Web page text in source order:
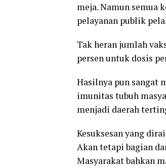
meja. Namun semua
pelayanan publik
Tak heran jumlah
persen untuk dosis
Hasilnya pun sangat
imunitas tubuh
menjadi daerah
Kesuksesan yang
Akan tetapi bagian
Masyarakat bahkan